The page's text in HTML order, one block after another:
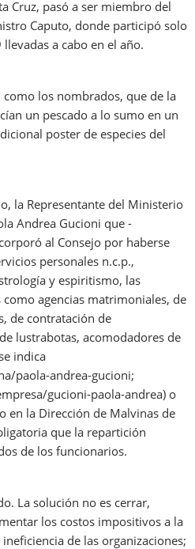
Cruz, pasó a ser miembro del
Caputo, donde participó solo
a cabo en el año.
como los nombrados, que de la
un pescado a lo sumo en un
poster de especies del
la Representante del Ministerio
Andrea Gucioni que -
al Consejo por haberse
personales n.c.p.,
y espiritismo, las
como agencias matrimoniales, de
de contratación de
lustrabotas, acomodadores de
indica
paola-andrea-gucioni;
gucioni-paola-andrea) o
en la Dirección de Malvinas de
que la repartición
de los funcionarios.
La solución no es cerrar,
los costos impositivos a la
de las organizaciones;